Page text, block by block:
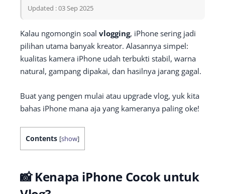
Updated : 03 Sep 2025
Kalau ngomongin soal vlogging, iPhone sering jadi
pilihan utama banyak kreator. Alasannya simpel:
kualitas kamera iPhone udah terbukti stabil, warna
natural, gampang dipakai, dan hasilnya jarang gagal.
Buat yang pengen mulai atau upgrade vlog, yuk kita
bahas iPhone mana aja yang kameranya paling oke!
Contents [show]
📸 Kenapa iPhone Cocok untuk